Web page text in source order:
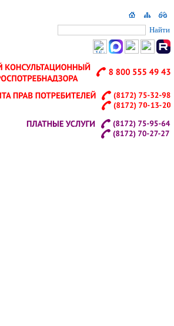
Найти